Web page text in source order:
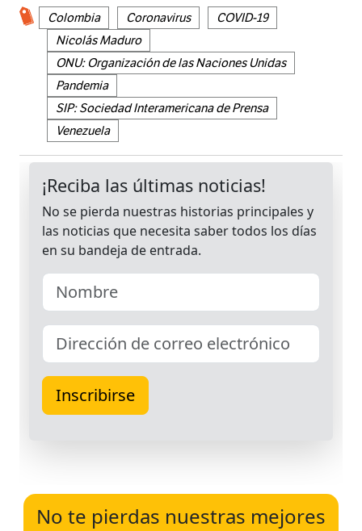
Colombia Coronavirus
COVID-19
Nicolás Maduro
ONU: Organización de las Naciones Unidas
Pandemia
SIP: Sociedad Interamericana de Prensa
Venezuela
No te pierdas nuestras mejores